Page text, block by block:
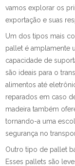
vamos explorar os
exportação e suas
Um dos tipos mais
pallet é amplamente
capacidade de
são ideais para o
alimentos até
reparados em caso
madeira também
tornando-a uma
segurança no
Outro tipo de pallet
Esses pallets são